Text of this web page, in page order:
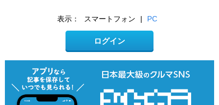
表示： スマートフォン | PC
ログイン